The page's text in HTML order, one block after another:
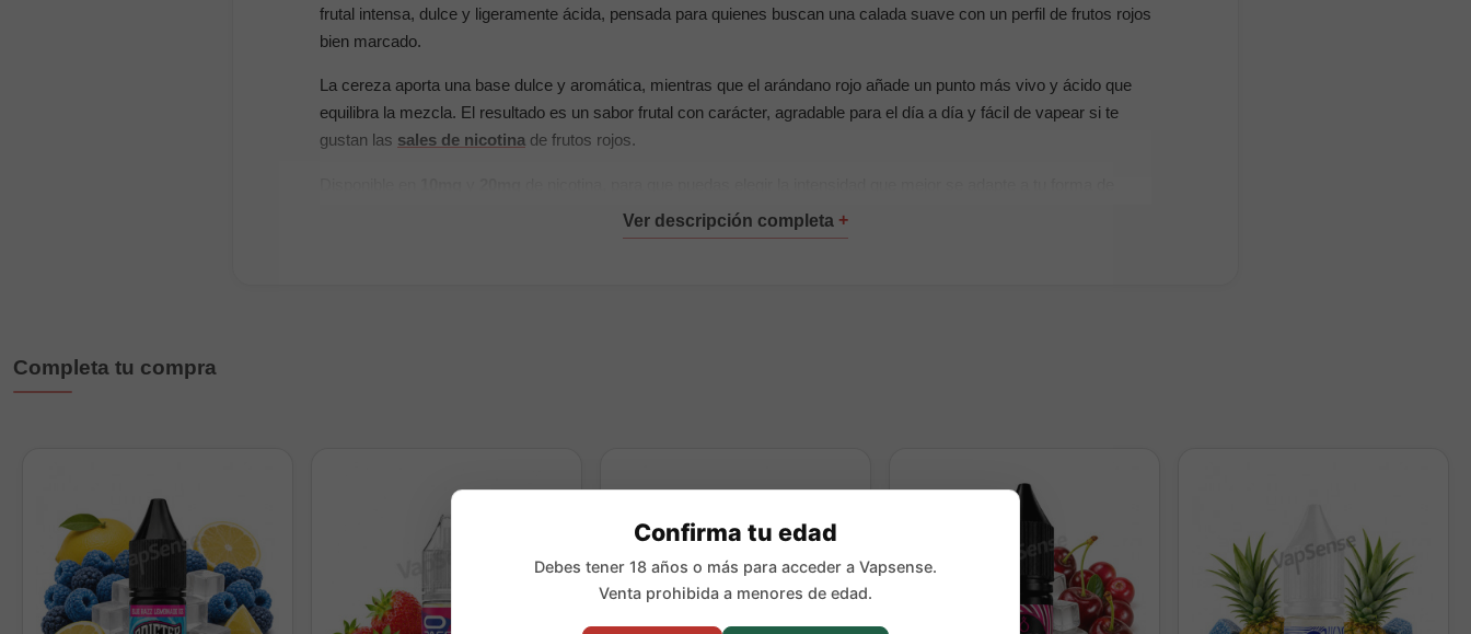
frutal intensa, dulce y ligeramente ácida, pensada para quienes buscan una calada suave con un perfil de frutos rojos
bien marcado.
La cereza aporta una base dulce y aromática, mientras que el arándano rojo añade un punto más vivo y ácido que
equilibra la mezcla. El resultado es un sabor frutal con carácter, agradable para el día a día y fácil de vapear si te
gustan las sales de nicotina de frutos rojos.
Recomendado para usar con dispositivos de baja potencia ovapers recargables orientados a calada MTL.
Completa tu compra
Confirma tu edad
Debes tener 18 años o más para acceder a Vapsense.
Venta prohibida a menores de edad.